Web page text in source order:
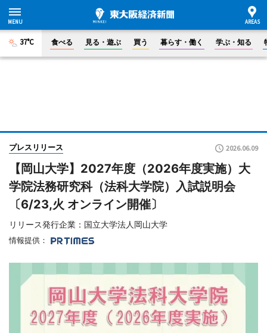
37°C 食べる 見る・遊ぶ 買う 暮らす・働く 学ぶ・知る
プレスリリース 2026.06.09
【岡山大学】2027年度（2026年度実施）大
学院法務研究科（法科大学院）入試説明会
〔6/23,火 オンライン開催〕
リリース発行企業：国立大学法人岡山大学
情報提供：